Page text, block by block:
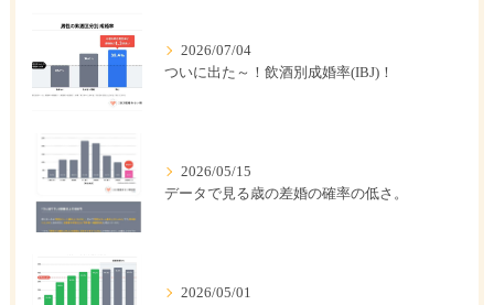
2026/07/04
ついに出た～！飲酒別成婚率(IBJ)！
2026/05/15
データで見る歳の差婚の確率の低さ。
2026/05/01